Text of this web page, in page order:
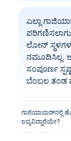
ಎಲ್ಲಾ
ಲೋನ್
ನಮೂದಿಸಿಲ್ಲ.
ಸಂಪೂರ್ಣ
ಬೆಂಬಲ ತಂಡ
ಗಾಜಿಯಾಬಾದ್‌ನಲ್ಲಿ
ಲಭ್ಯವಿದ್ದಾರೆಯೇ?